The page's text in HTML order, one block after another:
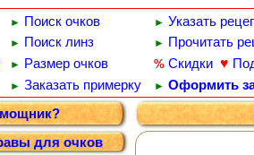
► Поиск очков ► Указать
► Поиск линз ► Прочитать
► Размер очков % Скидки ♥
► Заказать примерку ► Оформить
для очков